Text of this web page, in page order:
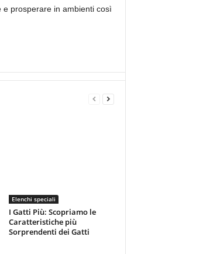
prosperare in ambienti così
Elenchi speciali
I Gatti Più: Scopriamo le
Caratteristiche più
Sorprendenti dei Gatti